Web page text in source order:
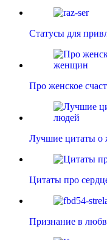
Статусы для
Про женское
Лучшие цитаты о
Цитаты про
Признание в